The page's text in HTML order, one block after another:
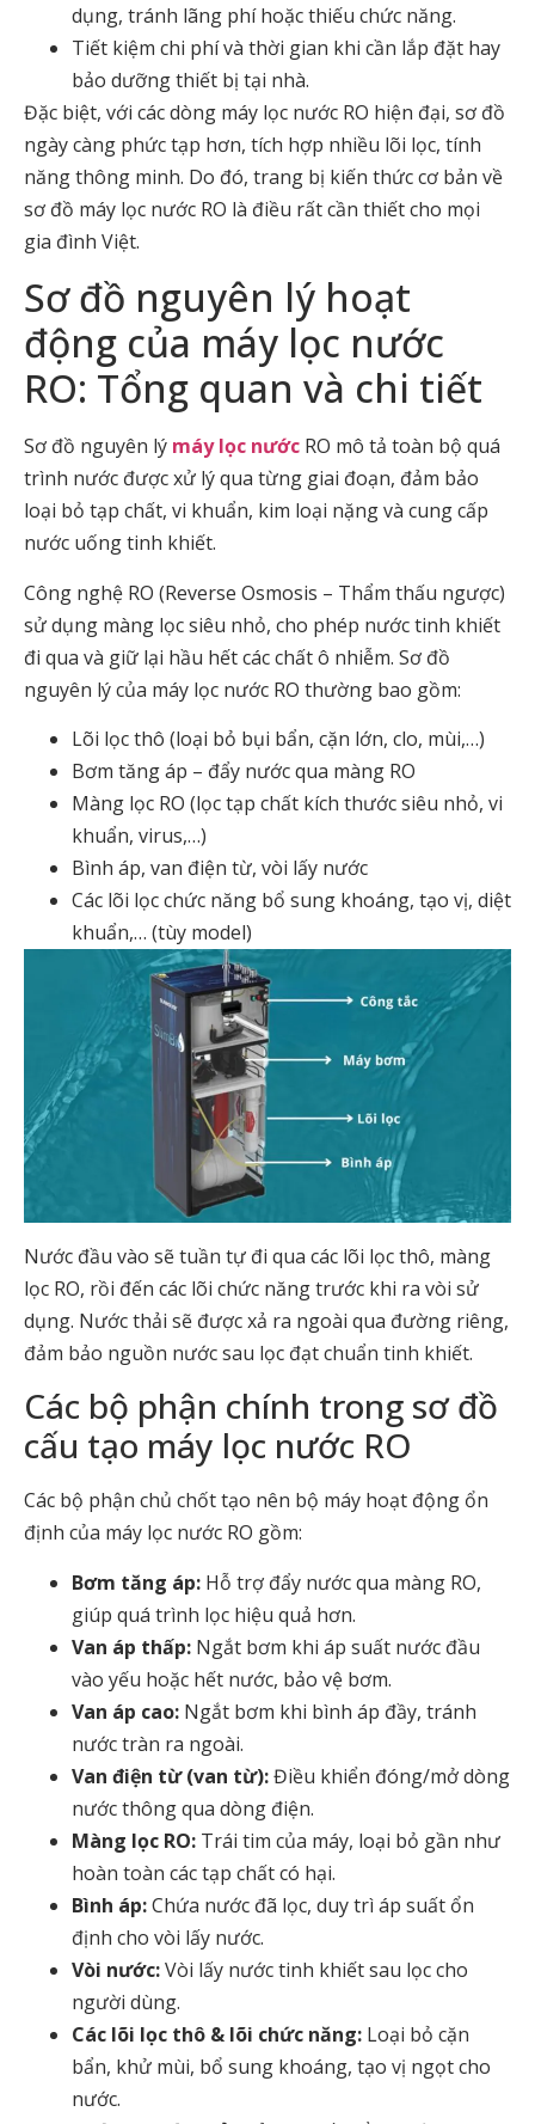
dụng, tránh lãng phí hoặc thiếu chức năng.
Tiết kiệm chi phí và thời gian khi cần lắp đặt hay
bảo dưỡng thiết bị tại nhà.
Đặc biệt, với các dòng máy lọc nước RO hiện đại, sơ đồ
ngày càng phức tạp hơn, tích hợp nhiều lõi lọc, tính
năng thông minh. Do đó, trang bị kiến thức cơ bản về
sơ đồ máy lọc nước RO là điều rất cần thiết cho mọi
gia đình Việt.
Sơ đồ nguyên lý hoạt
động của máy lọc nước
RO: Tổng quan và chi tiết
Sơ đồ nguyên lý máy lọc nước RO mô tả toàn bộ quá
trình nước được xử lý qua từng giai đoạn, đảm bảo
loại bỏ tạp chất, vi khuẩn, kim loại nặng và cung cấp
nước uống tinh khiết.
Công nghệ RO (Reverse Osmosis – Thẩm thấu ngược)
sử dụng màng lọc siêu nhỏ, cho phép nước tinh khiết
đi qua và giữ lại hầu hết các chất ô nhiễm. Sơ đồ
nguyên lý của máy lọc nước RO thường bao gồm:
Lõi lọc thô (loại bỏ bụi bẩn, cặn lớn, clo, mùi,…)
Bơm tăng áp – đẩy nước qua màng RO
Màng lọc RO (lọc tạp chất kích thước siêu nhỏ, vi
khuẩn, virus,…)
Bình áp, van điện từ, vòi lấy nước
Các lõi lọc chức năng bổ sung khoáng, tạo vị, diệt
khuẩn,… (tùy model)
Nước đầu vào sẽ tuần tự đi qua các lõi lọc thô, màng
lọc RO, rồi đến các lõi chức năng trước khi ra vòi sử
dụng. Nước thải sẽ được xả ra ngoài qua đường riêng,
đảm bảo nguồn nước sau lọc đạt chuẩn tinh khiết.
Các bộ phận chính trong sơ đồ
cấu tạo máy lọc nước RO
Các bộ phận chủ chốt tạo nên bộ máy hoạt động ổn
định của máy lọc nước RO gồm:
Bơm tăng áp: Hỗ trợ đẩy nước qua màng RO,
giúp quá trình lọc hiệu quả hơn.
Van áp thấp: Ngắt bơm khi áp suất nước đầu
vào yếu hoặc hết nước, bảo vệ bơm.
Van áp cao: Ngắt bơm khi bình áp đầy, tránh
nước tràn ra ngoài.
Van điện từ (van từ):Điều khiển đóng/mở dòng
nước thông qua dòng điện.
Màng lọc RO: Trái tim của máy, loại bỏ gần như
hoàn toàn các tạp chất có hại.
Bình áp:Chứa nước đã lọc, duy trì áp suất ổn
định cho vòi lấy nước.
Vòi nước:Vòi lấy nước tinh khiết sau lọc cho
người dùng.
Các lõi lọc thô & lõi chức năng: Loại bỏ cặn
bẩn, khử mùi, bổ sung khoáng, tạo vị ngọt cho
nước.